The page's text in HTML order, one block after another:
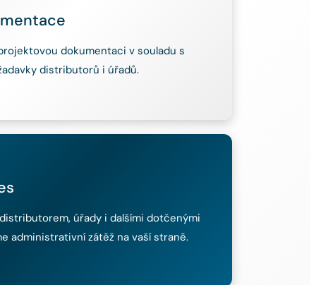
dokumentaci v souladu s
distributorů i úřadů.
úřady i dalšími dotčenými
administrativní zátěž na vaší straně.